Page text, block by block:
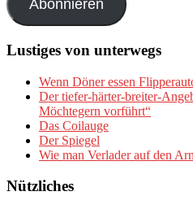
Abonnieren
Lustiges von unterwegs
Wenn Döner essen
Der tiefer-härter-breiter-
Möchtegern vorführt“
Das Coilauge
Der Spiegel
Wie man Verlader auf den
Nützliches